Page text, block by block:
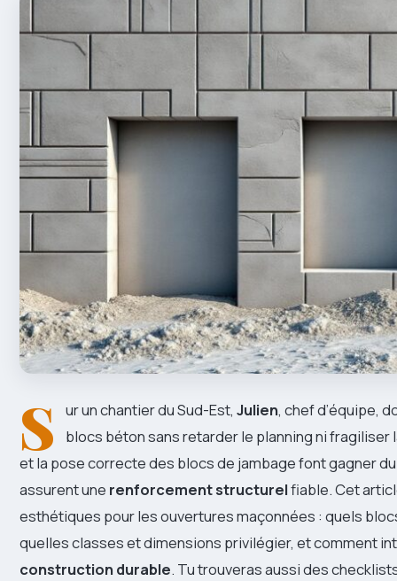
S ur un chantier du Sud-Est, Julien, chef d’équipe,
blocs béton sans retarder le planning ni
et la pose correcte des blocs de jambage font gagner
assurent une renforcement structurelfiable. Cet
esthétiques pour les ouvertures maçonnées : quels
quelles classes et dimensions privilégier, et comment
construction durable. Tu trouveras aussi des